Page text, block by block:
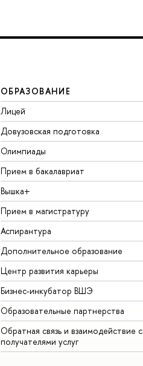
ОБРАЗОВАНИЕ
Лицей
Довузовская подготовка
Олимпиады
Прием в бакалавриат
Вышка+
Прием в магистратуру
Аспирантура
Дополнительное образование
Центр развития карьеры
Бизнес-инкубатор ВШЭ
Образовательные партнерства
Обратная связь и взаимодействие с
получателями услуг